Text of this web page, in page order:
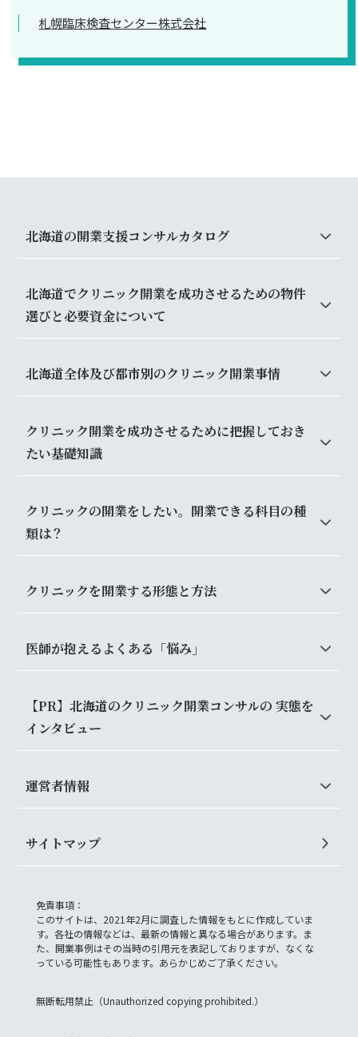
札幌臨床検査センター株式会社
北海道の開業支援コンサルカタログ
北海道でクリニック開業を成功させるための物件
選びと必要資金について
北海道全体及び都市別のクリニック開業事情
クリニック開業を成功させるために把握しておき
たい基礎知識
クリニックの開業をしたい。開業できる科目の種
類は？
クリニックを開業する形態と方法
医師が抱えるよくある「悩み」
【PR】北海道のクリニック開業コンサルの 実態を
インタビュー
運営者情報
サイトマップ
免責事項：
このサイトは、2021年2月に調査した情報をもとに作成していま
す。各社の情報などは、最新の情報と異なる場合があります。ま
た、開業事例はその当時の引用元を表記しておりますが、なくな
っている可能性もあります。あらかじめご了承ください。
無断転用禁止（Unauthorized copying prohibited.）